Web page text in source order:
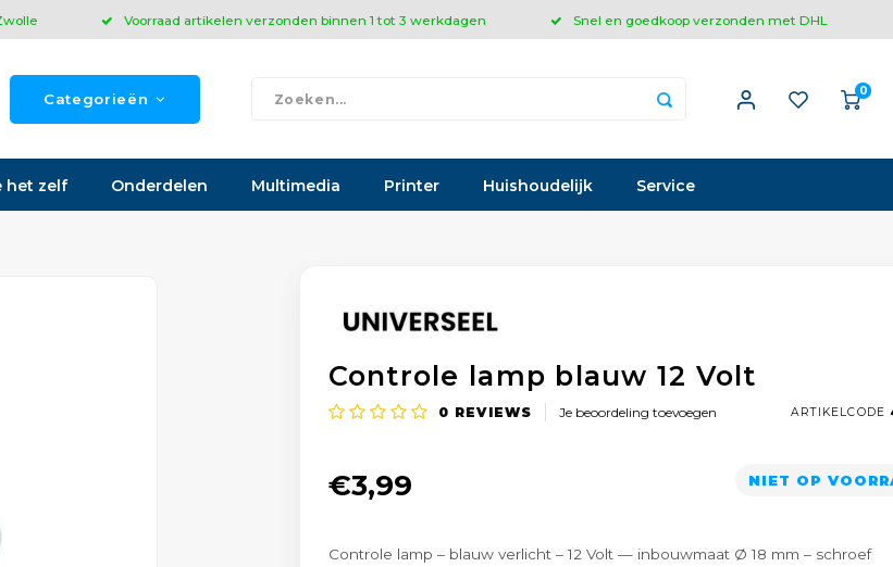
Voorraad artikelen verzonden binnen 1 tot 3 werkdagen Snel en goedkoop verzonden met DHL
Categorieën 0
het zelf Onderdelen Multimedia Printer Huishoudelijk Service
Controle lamp blauw 12 Volt
0 REVIEWS Je beoordeling toevoegen ARTIKELCODE
€3,99 NIET OP
Controle lamp – blauw verlicht – 12 Volt — inbouwmaat Ø 18 mm – schroef